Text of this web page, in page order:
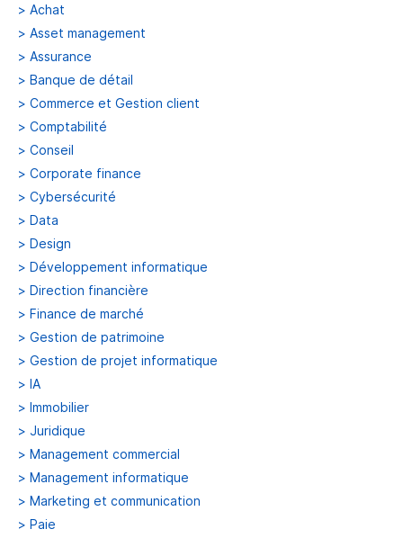
> Achat
> Asset management
> Assurance
> Banque de détail
> Commerce et Gestion client
> Comptabilité
> Conseil
> Corporate finance
> Cybersécurité
> Data
> Design
> Développement informatique
> Direction financière
> Finance de marché
> Gestion de patrimoine
> Gestion de projet informatique
> IA
> Immobilier
> Juridique
> Management commercial
> Management informatique
> Marketing et communication
> Paie